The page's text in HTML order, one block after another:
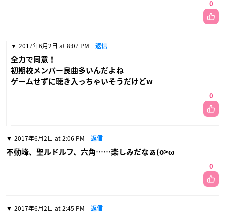
0
2017年6月2日 at 8:07 PM 返信
全力で同意！
初期校メンバー良曲多いんだよね
ゲームせずに聴き入っちゃいそうだけどw
0
2017年6月2日 at 2:06 PM 返信
不動峰、聖ルドルフ、六角……楽しみだなぁ(o>ω
0
2017年6月2日 at 2:45 PM 返信